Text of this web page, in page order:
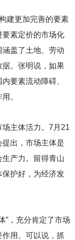
建更加完善的要素
素定价的市场化
盖了土地、劳动
。张明说，如果
要素流动障碍、
。
主体活力。7月21
出，市场主体是
产力。留得青山
护好，为经济发
”，充分肯定了市场
用。可以说，抓